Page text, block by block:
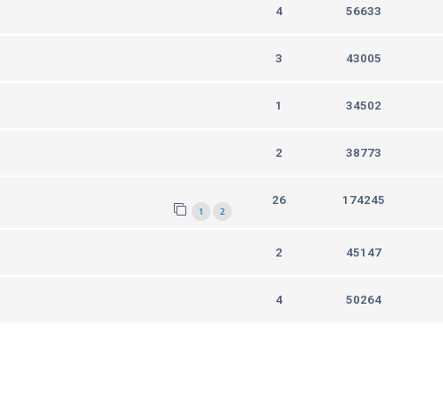
4 56633
3 43005
1 34502
2 38773
1 2
26 174245
2 45147
4 50264